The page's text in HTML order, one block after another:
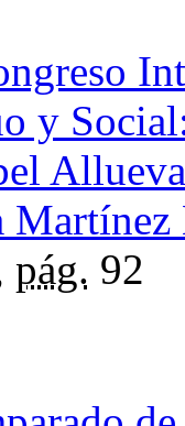
y
Martínez
pág. 92